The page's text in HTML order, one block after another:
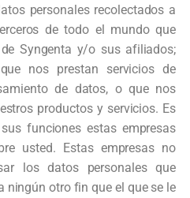
personales recolectados a
de todo el mundo que
Syngenta y/o sus afiliados;
nos prestan servicios de
de datos, o que nos
productos y servicios. Es
funciones estas empresas
usted. Estas empresas no
los datos personales que
ningún otro fin que el que se le